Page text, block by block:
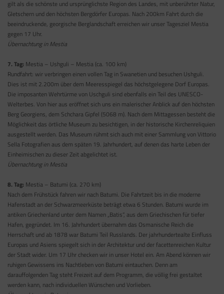
gilt als die schönste und ursprünglichste Region des Landes, mit unberührter Natur,
Gletschern und den höchsten Bergdörfer Europas. Nach 200km Fahrt durch die
beeindruckende, georgische Berglandschaft erreichen wir unser Tagesziel Mestia
gegen 17 Uhr.
Übernachtung in Mestia
7. Tag: Mestia – Ushguli – Mestia (ca. 100 km)
Rundfahrt: wir verbringen einen vollen Tag in Swanetien und besuchen Ushguli.
Dies ist mit 2.200m über dem Meeresspiegel das höchstgelegene Dorf Europas.
Die imposanten Wehrtürme von Uschguli sind ebenfalls ein Teil des UNESCO-
Welterbes. Von hier aus eröffnet sich uns ein malerischer Anblick auf den höchsten
Berg Georgiens, dem Schchara Gipfel (5068 m). Nach dem Mittagessen besteht die
Möglichkeit das örtliche Museum zu besichtigen, in der historische Kirchenreliquien
ausgestellt werden. Das Museum rühmt sich auch mit einer Sammlung von Vittorio
Sella Fotografien aus dem späten 19. Jahrhundert, auf denen das harte Leben der
Einheimischen zu dieser Zeit abgelichtet ist.
Übernachtung in Mestia
8. Tag: Mestia – Batumi (ca. 270 km)
Nach dem Frühstück fahren wir nach Batumi. Die Fahrtzeit bis in die moderne
Hafenstadt an der Schwarzmeerküste beträgt etwa 6 Stunden. Batumi wurde im
antiken Griechenland unter dem Namen „Batis“, aus dem Griechischen für tiefer
Hafen, gegründet. Im 16. Jahrhundert übernahm das Osmanische Reich die
Herrschaft und ab 1878 war Batumi Teil Russlands. Der jahrhundertealte Einfluss
Europas und Asiens spiegelt sich in der Architektur und der facettenreichen Kultur
der Stadt wider. Um 17 Uhr checken wir in unser Hotel ein. Am Abend können wir
ruhigen Gewissens ins Nachtleben von Batumi eintauchen. Denn am
darauffolgenden Tag steht Freizeit auf dem Programm, die völlig frei gestaltet
werden kann, nach individuellen Wünschen und Vorlieben.